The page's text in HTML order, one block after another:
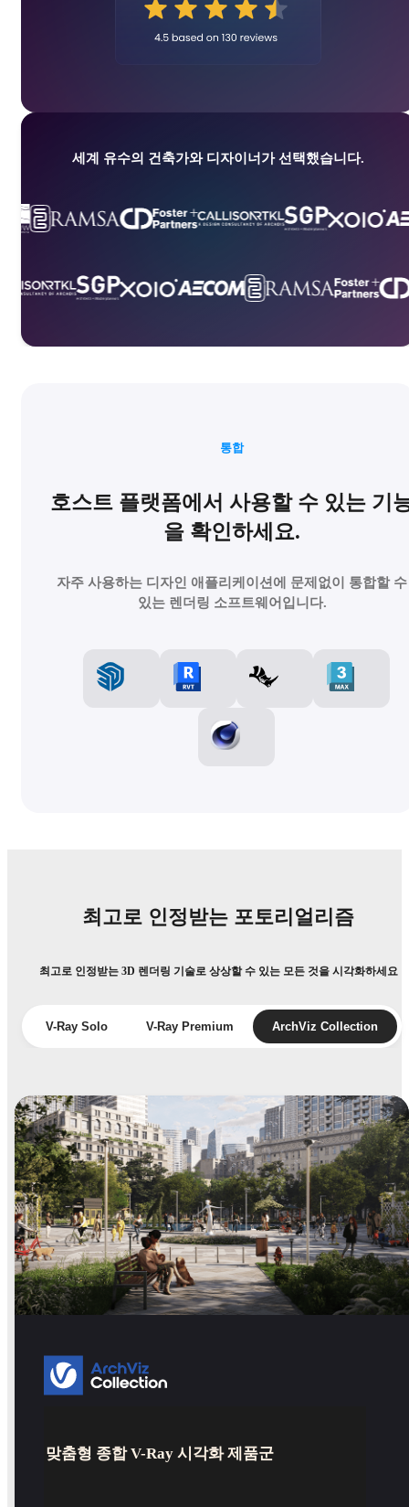
세계 유수의 건축가와 디자이너가 선택했습니다.
호스트 플랫폼에서 사용할 수 있는 기
을 확인하세요.
통합
자주 사용하는 디자인 애플리케이션에 문제없이 통합할 수
있는 렌더링 소프트웨어입니다.
최고로 인정받는 포토리얼리즘
최고로 인정받는 3D 렌더링 기술로 상상할 수 있는 모든 것을 시각화하세요
V-Ray Solo V-Ray Premium ArchViz Collection
맞춤형 종합 V-Ray 시각화 제품군